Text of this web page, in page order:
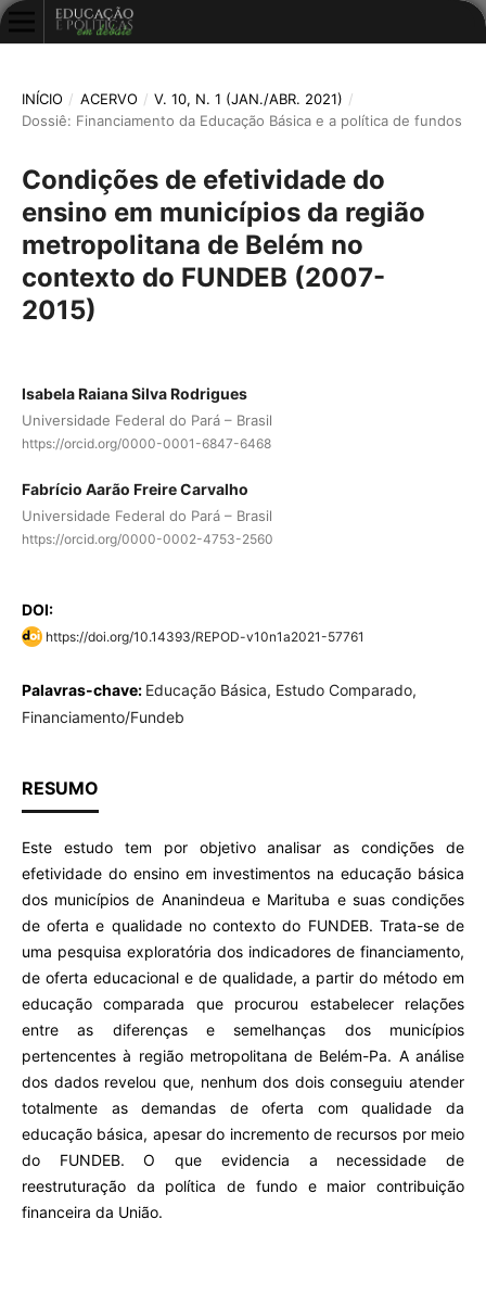
INÍCIO / ACERVO / V. 10, N. 1 (JAN./ABR. 2021) /
Dossiê: Financiamento da Educação Básica e a política de fundos
Condições de efetividade do
ensino em municípios da região
metropolitana de Belém no
contexto do FUNDEB (2007-
2015)
Isabela Raiana Silva Rodrigues
Universidade Federal do Pará – Brasil
https://orcid.org/0000-0001-6847-6468
Fabrício Aarão Freire Carvalho
Universidade Federal do Pará – Brasil
https://orcid.org/0000-0002-4753-2560
DOI:
https://doi.org/10.14393/REPOD-v10n1a2021-57761
Palavras-chave: Educação Básica, Estudo Comparado,
Financiamento/Fundeb
RESUMO
Este estudo tem por objetivo analisar as condições de
efetividade do ensino em investimentos na educação básica
dos municípios de Ananindeua e Marituba e suas condições
de oferta e qualidade no contexto do FUNDEB. Trata-se de
uma pesquisa exploratória dos indicadores de financiamento,
de oferta educacional e de qualidade, a partir do método em
educação comparada que procurou estabelecer relações
entre as diferenças e semelhanças dos municípios
pertencentes à região metropolitana de Belém-Pa. A análise
dos dados revelou que, nenhum dos dois conseguiu atender
totalmente as demandas de oferta com qualidade da
educação básica, apesar do incremento de recursos por meio
do FUNDEB. O que evidencia a necessidade de
reestruturação da política de fundo e maior contribuição
financeira da União.